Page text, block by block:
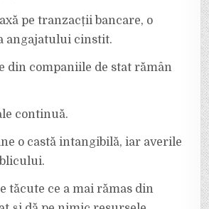
pe tranzacții bancare, o
angajatului cinstit.
din companiile de stat rămân
continuă.
o castă intangibilă, iar averile
tăcute ce a mai rămas din